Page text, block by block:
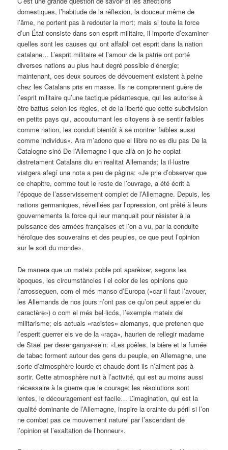
domestiques, l’habitude de la réflexion, la douceur même de
l’âme, ne portent pas à redouter la mort; mais si toute la force
d’un État consiste dans son esprit militaire, il importe d’examiner
quelles sont les causes qui ont affaibli cet esprit dans la nation
catalane… L’esprit militaire et l’amour de la patrie ont porté
diverses nations au plus haut degré possible d’énergie;
maintenant, ces deux sources de dévouement existent à peine
chez les Catalans pris en masse. Ils ne comprennent guère de
l’esprit militaire qu’une tactique pédantesque, qui les autorise à
être battus selon les règles, et de la liberté que cette subdivision
en petits pays qui, accoutumant les citoyens à se sentir faibles
comme nation, les conduit bientôt à se montrer faibles aussi
comme individus». Ara m’adono que el llibre no es diu pas De la
Catalogne sinó De l’Allemagne i que allà on jo he copiat
distretament Catalans diu en realitat Allemands; la il·lustre
viatgera afegí una nota a peu de pàgina: «Je prie d’observer que
ce chapitre, comme tout le reste de l’ouvrage, a été écrit à
l’époque de l’asservissement complet de l’Allemagne. Depuis, les
nations germaniques, réveillées par l’opression, ont prêté à leurs
gouvernements la force qui leur manquait pour résister à la
puissance des armées françaises et l’on a vu, par la conduite
héroïque des souverains et des peuples, ce que peut l’opinion
sur le sort du monde».
De manera que un mateix poble pot aparèixer, segons les
èpoques, les circumstàncies i el color de les opinions que
l’arrosseguen, com el més manso d’Europa («car il faut l’avouer,
les Allemands de nos jours n’ont pas ce qu’on peut appeler du
caractère») o com el més bel·licós, l’exemple mateix del
militarisme; els actuals «racistes» alemanys, que pretenen que
l’esperit guerrer els ve de la «raça», haurien de rellegir madame
de Staël per desenganyar-se’n: «Les poêles, la bière et la fumée
de tabac forment autour des gens du peuple, en Allemagne, une
sorte d’atmosphère lourde et chaude dont ils n’aiment pas à
sortir. Cette atmosphère nuit à l’activité, qui est au moins aussi
nécessaire à la guerre que le courage; les résolutions sont
lentes, le découragement est facile… L’imagination, qui est la
qualité dominante de l’Allemagne, inspire la crainte du péril si l’on
ne combat pas ce mouvement naturel par l’ascendant de
l’opinion et l’exaltation de l’honneur».